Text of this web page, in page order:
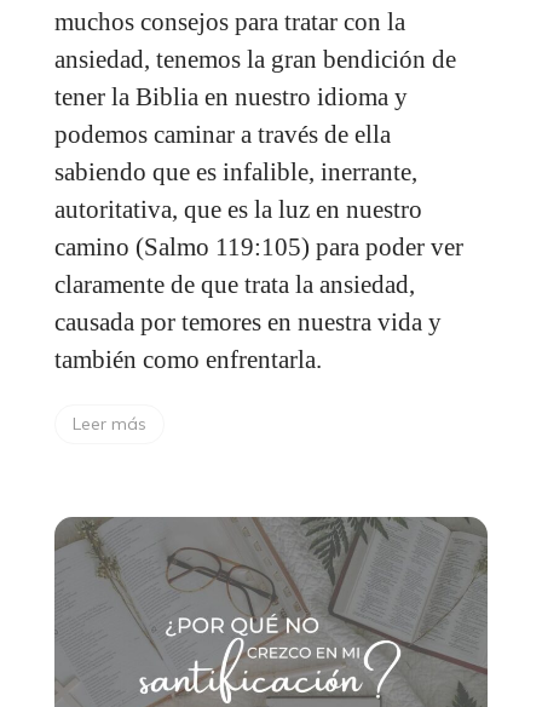
muchos consejos para tratar con la
ansiedad, tenemos la gran bendición de
tener la Biblia en nuestro idioma y
podemos caminar a través de ella
sabiendo que es infalible, inerrante,
autoritativa, que es la luz en nuestro
camino (Salmo 119:105) para poder ver
claramente de que trata la ansiedad,
causada por temores en nuestra vida y
también como enfrentarla.
Leer más